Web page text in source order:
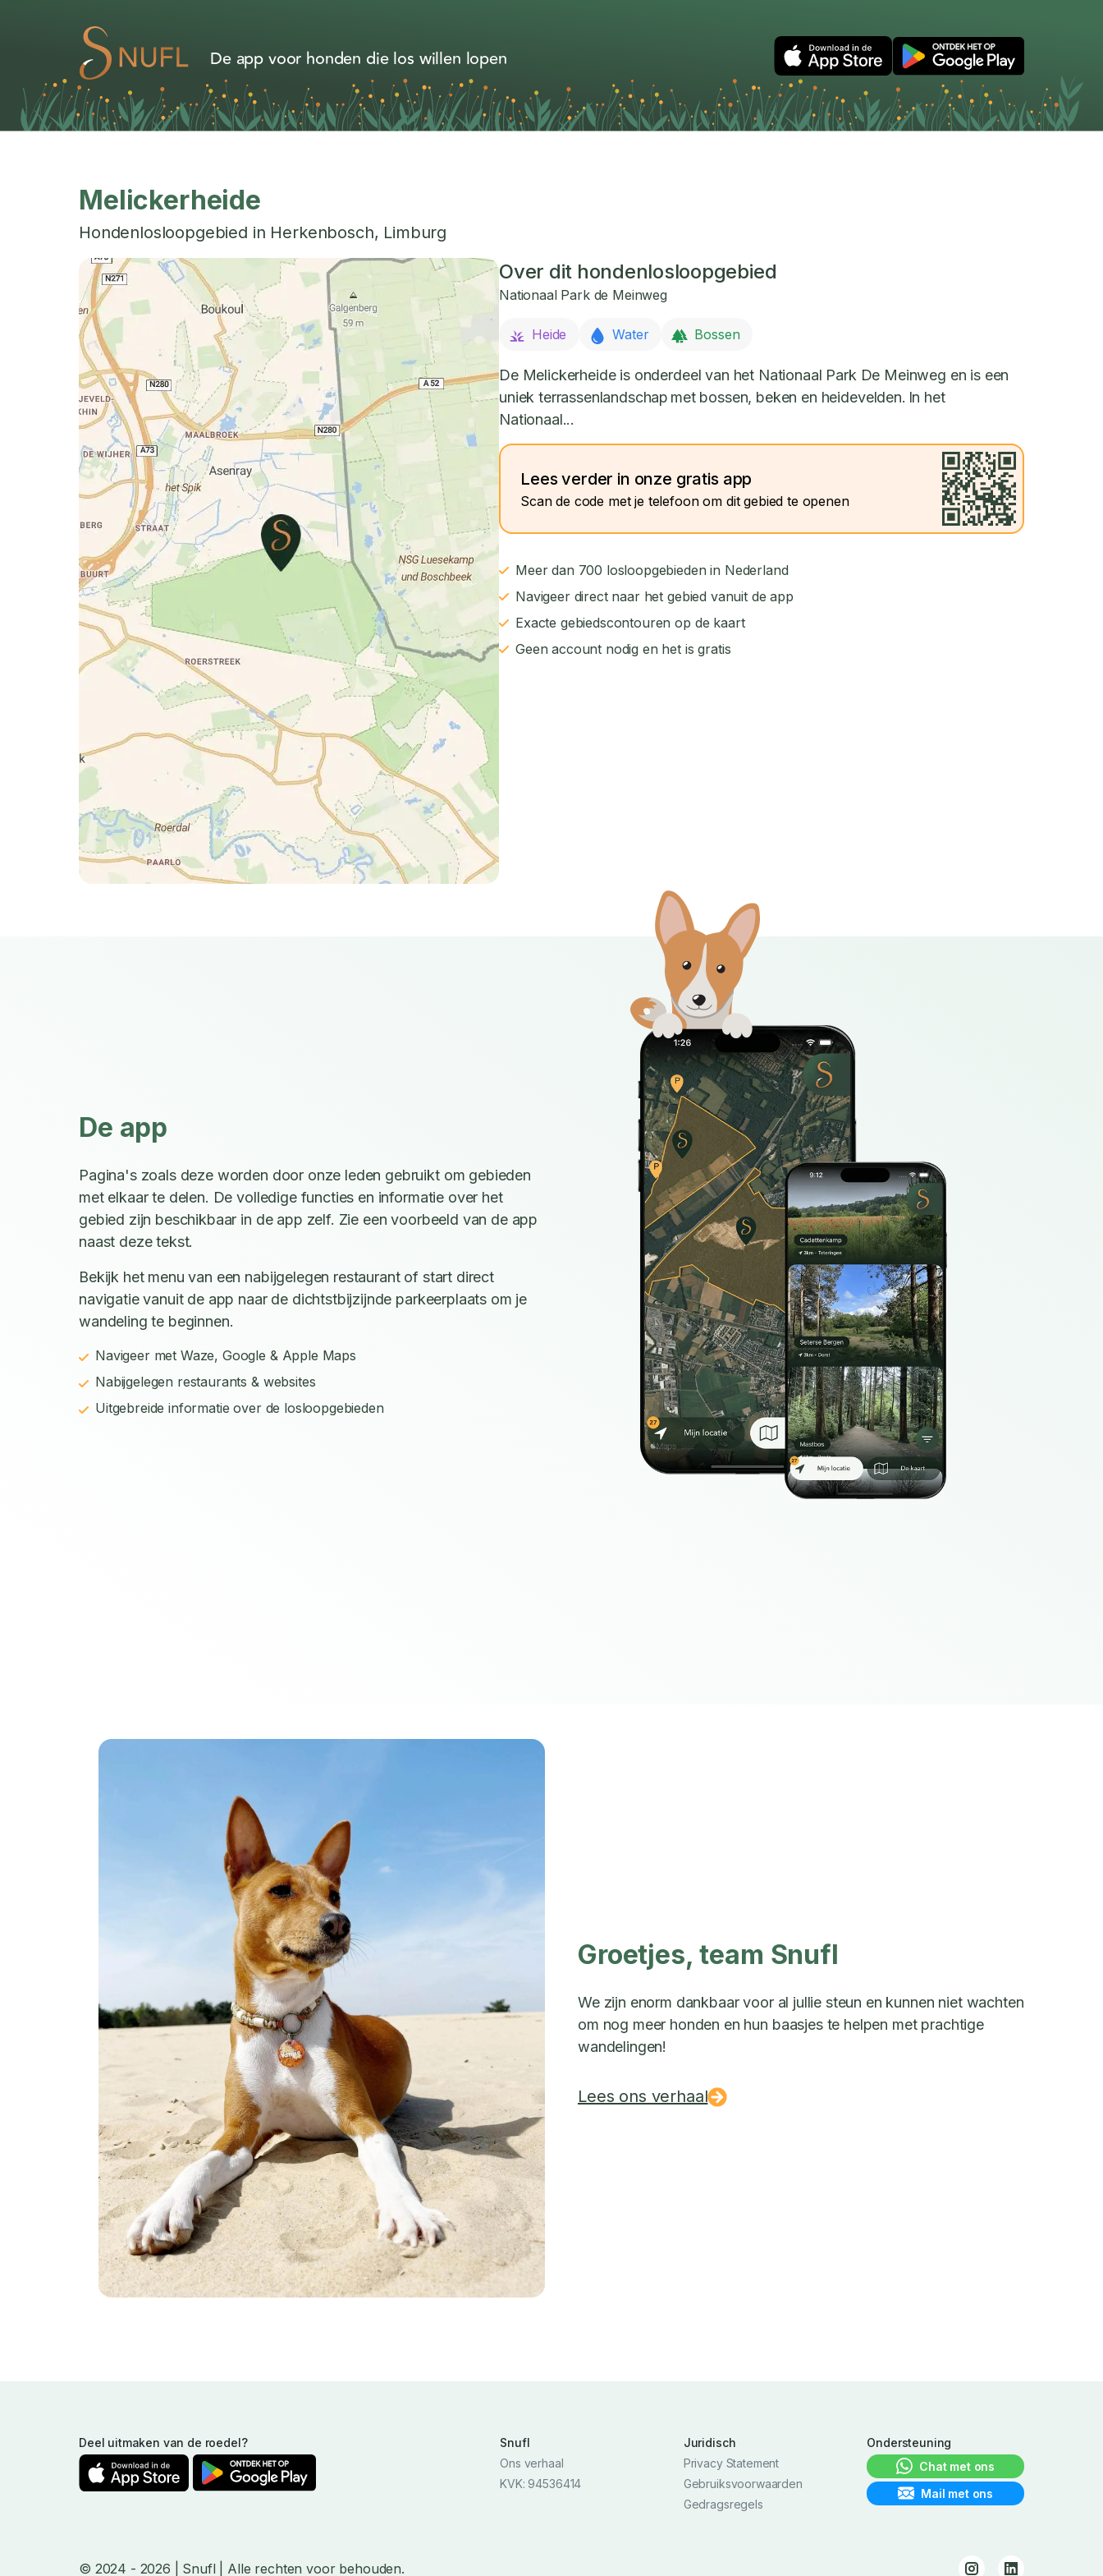
De app voor honden die los willen lopen
Melickerheide
Hondenlosloopgebied in Herkenbosch, Limburg
Over dit hondenlosloopgebied
Nationaal Park de Meinweg
Heide Water Bossen
De Melickerheide is onderdeel van het Nationaal Park De Meinweg en is een
uniek terrassenlandschap met bossen, beken en heidevelden. In het
Nationaal...
Lees verder in onze gratis app
Scan de code met je telefoon om dit gebied te openen
Meer dan 700 losloopgebieden in Nederland
Navigeer direct naar het gebied vanuit de app
Exacte gebiedscontouren op de kaart
Geen account nodig en het is gratis
De app
Pagina's zoals deze worden door onze leden gebruikt om gebieden
met elkaar te delen. De volledige functies en informatie over het
gebied zijn beschikbaar in de app zelf. Zie een voorbeeld van de app
naast deze tekst.
Bekijk het menu van een nabijgelegen restaurant of start direct
navigatie vanuit de app naar de dichtstbijzijnde parkeerplaats om je
wandeling te beginnen.
Navigeer met Waze, Google & Apple Maps
Nabijgelegen restaurants & websites
Uitgebreide informatie over de losloopgebieden
Groetjes, team Snufl
We zijn enorm dankbaar voor al jullie steun en kunnen niet wachten
om nog meer honden en hun baasjes te helpen met prachtige
wandelingen!
Lees ons verhaal
Deel uitmaken van de roedel?
Snufl
Ons verhaal
KVK: 94536414
Juridisch
Privacy Statement
Gebruiksvoorwaarden
Gedragsregels
Ondersteuning
Chat met ons
Mail met ons
© 2024 - 2026 | Snufl | Alle rechten voor behouden.